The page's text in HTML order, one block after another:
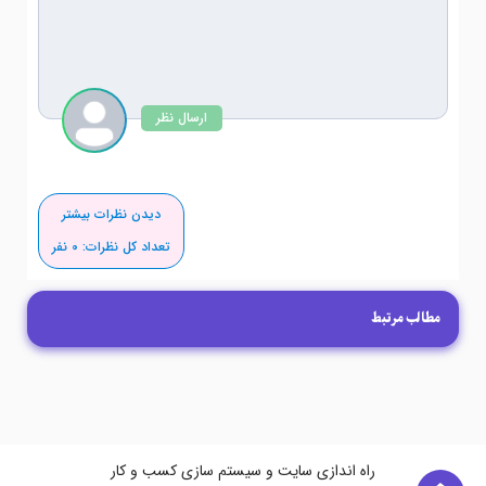
ارسال نظر
دیدن نظرات بیشتر
تعداد کل نظرات: 0 نفر
مطالب مرتبط
راه اندازی سایت و سیستم سازی کسب و کار